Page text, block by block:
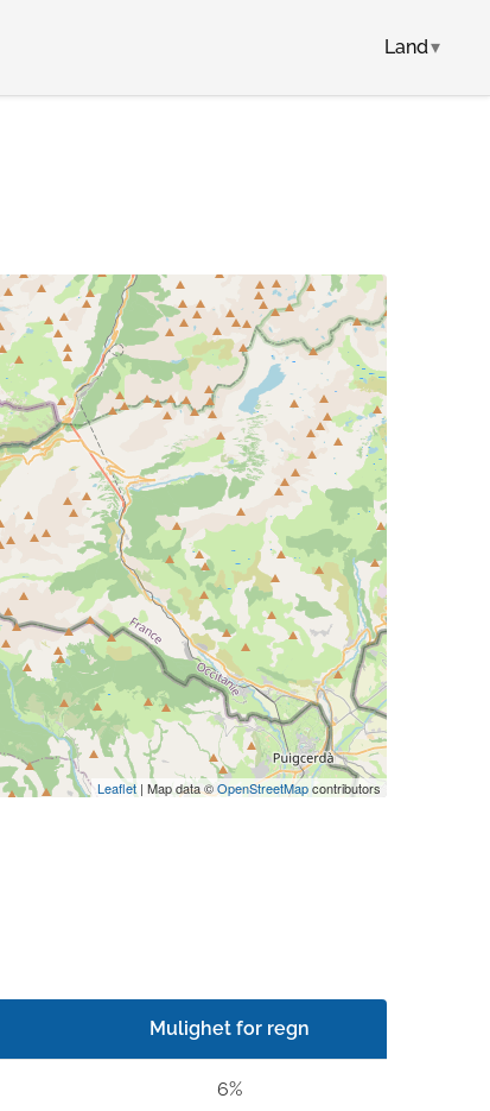
Land▾
Leaflet | Map data ©OpenStreetMapcontributors
Mulighet for regn
6%